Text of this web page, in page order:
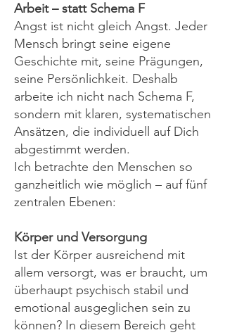
Arbeit – statt Schema F
Angst ist nicht gleich Angst. Jeder
Mensch bringt seine eigene
Geschichte mit, seine Prägungen,
seine Persönlichkeit. Deshalb
arbeite ich nicht nach Schema F,
sondern mit klaren, systematischen
Ansätzen, die individuell auf Dich
abgestimmt werden.
Ich betrachte den Menschen so
ganzheitlich wie möglich – auf fünf
zentralen Ebenen:
Körper und Versorgung
Ist der Körper ausreichend mit
allem versorgt, was er braucht, um
überhaupt psychisch stabil und
emotional ausgeglichen sein zu
können? In diesem Bereich geht